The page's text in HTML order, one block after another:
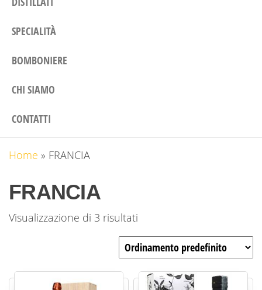
SPECIALITÀ
BOMBONIERE
CHI SIAMO
CONTATTI
Home » FRANCIA
FRANCIA
Visualizzazione di 3 risultati